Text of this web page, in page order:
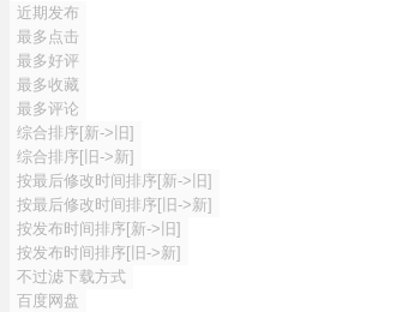
近期发布
最多点击
最多好评
最多收藏
最多评论
综合排序[新->旧]
综合排序[旧->新]
按最后修改时间排序[新->旧]
按最后修改时间排序[旧->新]
按发布时间排序[新->旧]
按发布时间排序[旧->新]
不过滤下载方式
百度网盘